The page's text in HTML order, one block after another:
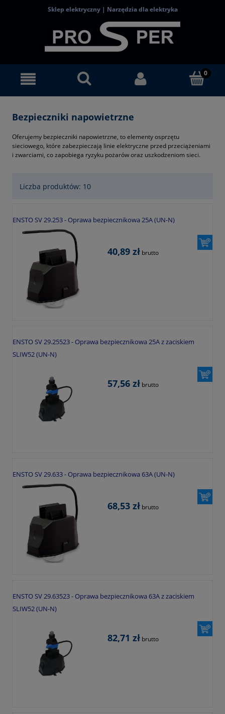
Sklep elektryczny | Narzędzia dla elektryka
Bezpieczniki napowietrzne
Oferujemy bezpieczniki napowietrzne, to elementy osprzętu
sieciowego, które zabezpieczają linie elektryczne przed przeciążeniami
i zwarciami, co zapobiega ryzyku pożarów oraz uszkodzeniom sieci.
Liczba produktów: 10
ENSTO SV 29.253 - Oprawa bezpiecznikowa 25A (UN-N)
40,89 zł brutto
ENSTO SV 29.25523 - Oprawa bezpiecznikowa 25A z zaciskiem
SLIW52 (UN-N)
57,56 zł brutto
ENSTO SV 29.633 - Oprawa bezpiecznikowa 63A (UN-N)
68,53 zł brutto
ENSTO SV 29.63523 - Oprawa bezpiecznikowa 63A z zaciskiem
SLIW52 (UN-N)
82,71 zł brutto